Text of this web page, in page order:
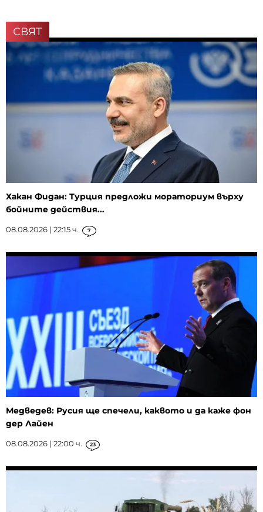
СВЯТ
Хакан Фидан: Турция предложи мораториум върху
бойните действия...
08.08.2026 | 22:15 ч. 7
Медведев: Русия ще спечели, каквото и да каже фон
дер Лайен
08.08.2026 | 22:00 ч. 23